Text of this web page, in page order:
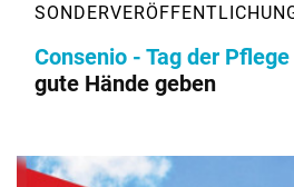
Consenio - Tag der Pflege
gute Hände geben